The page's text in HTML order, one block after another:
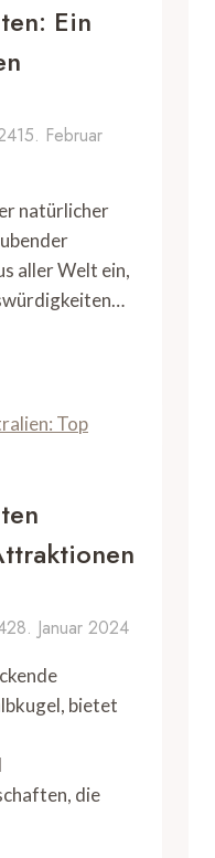
Ein
15. Februar
natürlicher
aller Welt ein,
28. Januar 2024
bietet
die